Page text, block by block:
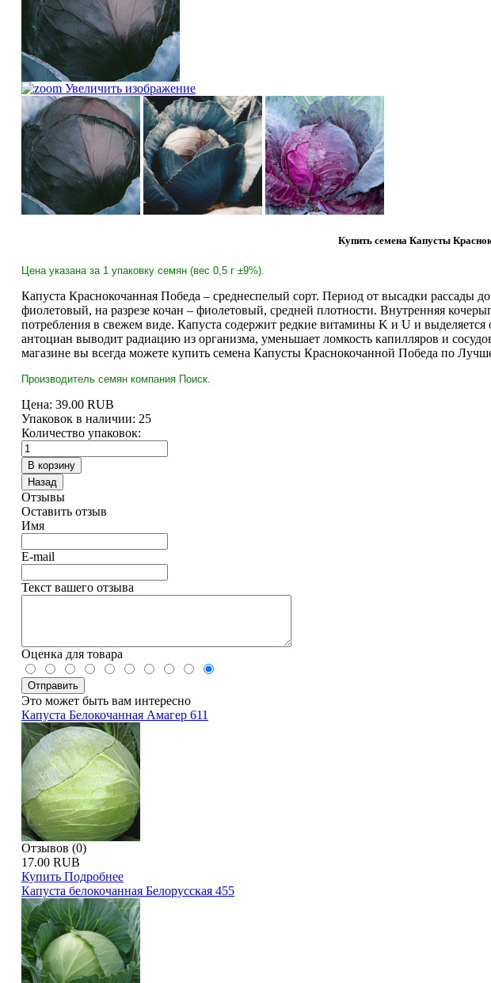
Увеличить изображение
Купить семена Капусты
Цена указана за 1 упаковку семян (вес 0,5 г ±9%).
Капуста Краснокочанная Победа – среднеспелый сорт. Период от высадки рассады
фиолетовый, на разрезе кочан – фиолетовый, средней плотности. Внутренняя
потребления в свежем виде. Капуста содержит редкие витамины K и U и
антоциан выводит радиацию из организма, уменьшает ломкость капилляров и
магазине вы всегда можете купить семена Капусты Краснокочанной Победа по
Производитель семян компания Поиск.
Цена: 39.00 RUB
Упаковок в наличии: 25
Количество упаковок:
Отзывы
Оставить отзыв
Имя
E-mail
Текст вашего отзыва
Оценка для товара
Это может быть вам интересно
Капуста Белокочанная Амагер 611
Отзывов (0)
17.00 RUB
Купить Подробнее
Капуста белокочанная Белорусская 455